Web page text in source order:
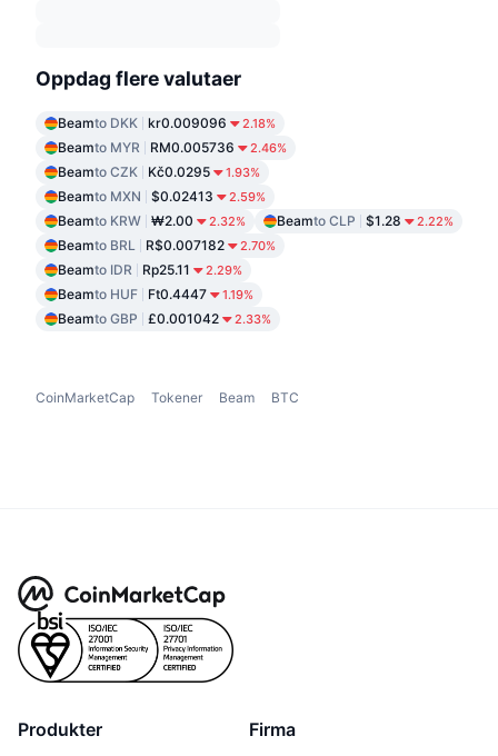
Oppdag flere valutaer
Beamto DKK kr0.009096 2.18%
Beamto MYR RM0.005736 2.46%
Beamto CZK Kč0.0295 1.93%
Beamto MXN $0.02413 2.59%
Beamto KRW ₩2.00 2.32% Beamto CLP $1.28 2.22%
Beamto BRL R$0.007182 2.70%
Beamto IDR Rp25.11 2.29%
Beamto HUF Ft0.4447 1.19%
Beamto GBP £0.001042 2.33%
CoinMarketCap Tokener Beam BTC
Produkter Firma